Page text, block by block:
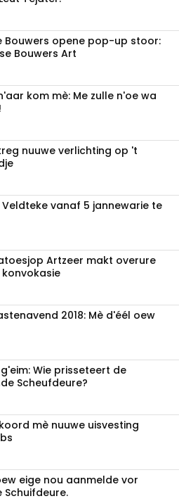
Bouwers opene pop-up stoor:
Bouwers Art
kom mè: Me zulle n'oe wa
nuuwe verlichting op 't
Veldteke vanaf 5 jannewarie te
Artzeer makt overure
2018: Mè d'éél oew
Wie prisseteert de
Scheufdeure?
mè nuuwe uisvesting
eige nou aanmelde vor
Schuifdeure.